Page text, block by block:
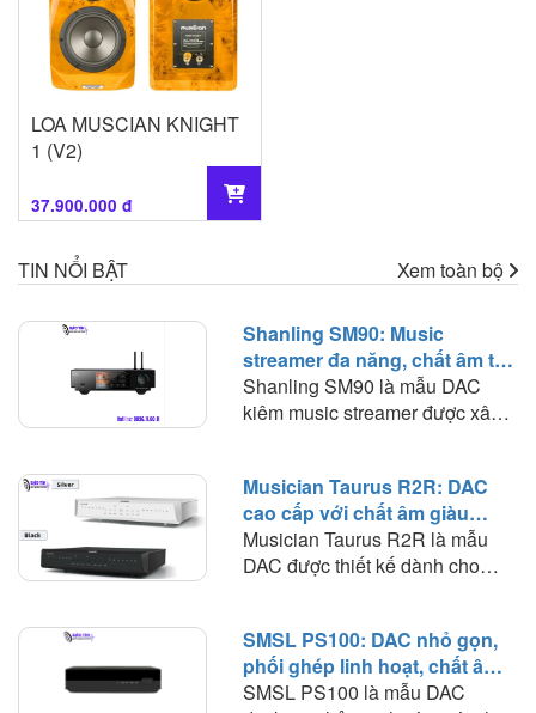
LOA MUSCIAN KNIGHT
1 (V2)
37.900.000 đ
TIN NỔI BẬT Xem toàn bộ
Shanling SM90: Music
streamer đa năng, chất âm tự
nhiên và khả năng phối ghép
linh hoạt
Shanling SM90 là mẫu DAC
kiêm music streamer được xây
nhạc số vào trong cùng một thiết
bị. Thay vì phải sử dụng riêng
streamer, DAC và các thiết bị
nhận tín hiệu từ TV, SM90 có
Shanling trang bị cho sản phẩm
bộ giải mã kép AKM AK4493S,
tầng analog sử dụng OPA1612,
Musician Taurus R2R: DAC
cao cấp với chất âm giàu
nhạc tính và khả năng phối
ghép rộng
Musician Taurus R2R là mẫu
DAC được thiết kế dành cho
và khuếch đại được tách thành
từng thiết bị riêng biệt. Không
tích hợp streamer hay
SMSL PS100: DAC nhỏ gọn,
phối ghép linh hoạt, chất âm
cân bằng trong hệ thống phổ
SMSL PS100 là mẫu DAC